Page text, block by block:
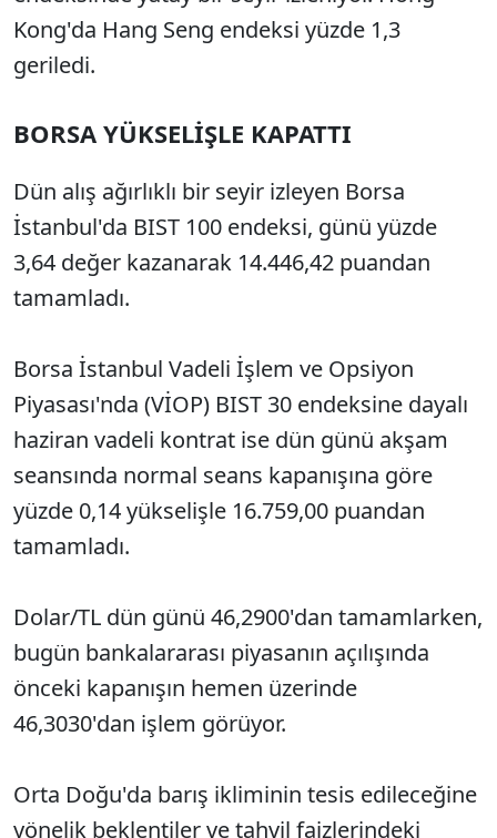
Kong'da Hang Seng endeksi yüzde 1,3
geriledi.
BORSA YÜKSELİŞLE KAPATTI
Dün alış ağırlıklı bir seyir izleyen Borsa
İstanbul'da BIST 100 endeksi, günü yüzde
3,64 değer kazanarak 14.446,42 puandan
tamamladı.
Borsa İstanbul Vadeli İşlem ve Opsiyon
Piyasası'nda (VİOP) BIST 30 endeksine dayalı
haziran vadeli kontrat ise dün günü akşam
seansında normal seans kapanışına göre
yüzde 0,14 yükselişle 16.759,00 puandan
tamamladı.
Dolar/TL dün günü 46,2900'dan tamamlarken,
bugün bankalararası piyasanın açılışında
önceki kapanışın hemen üzerinde
46,3030'dan işlem görüyor.
Orta Doğu'da barış ikliminin tesis edileceğine
yönelik beklentiler ve tahvil faizlerindeki